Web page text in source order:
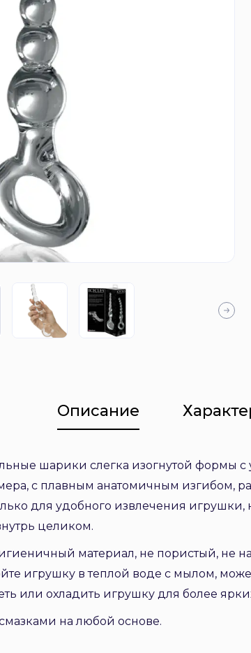
Описание
шарики слегка изогнутой формы
с плавным анатомичным изгибом,
для удобного извлечения
целиком.
материал, не пористый, не
игрушку в теплой воде с мылом,
или охладить игрушку для более
на любой основе.